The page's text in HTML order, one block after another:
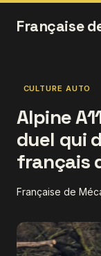
Française
CULTURE AUTO
Alpine
duel qui
français
Française de